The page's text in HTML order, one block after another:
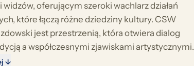
widzów, oferującym szeroki wachlarz działań
które łączą różne dziedziny kultury. CSW
jest przestrzenią, która otwiera dialog
a współczesnymi zjawiskami artystycznymi.
↓